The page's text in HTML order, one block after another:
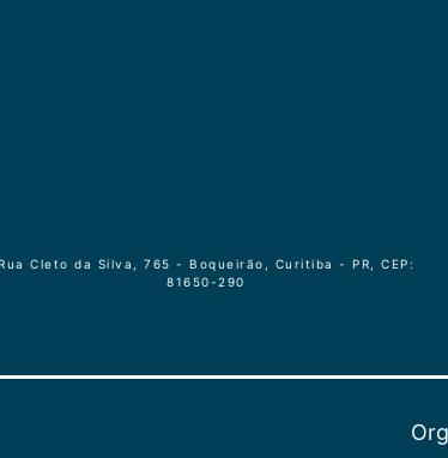
Cleto da Silva, 765 - Boqueirão, Curitiba - PR, CEP:
81650-290